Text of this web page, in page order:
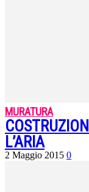
MURATURA
L’ARIA
2 Maggio 2015 0